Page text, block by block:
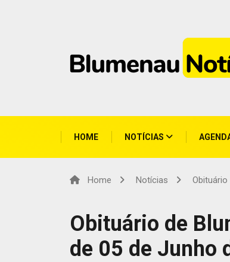
HOME NOTÍCIAS
Home Notícias Obituário
Obituário de
de 05 de Junho